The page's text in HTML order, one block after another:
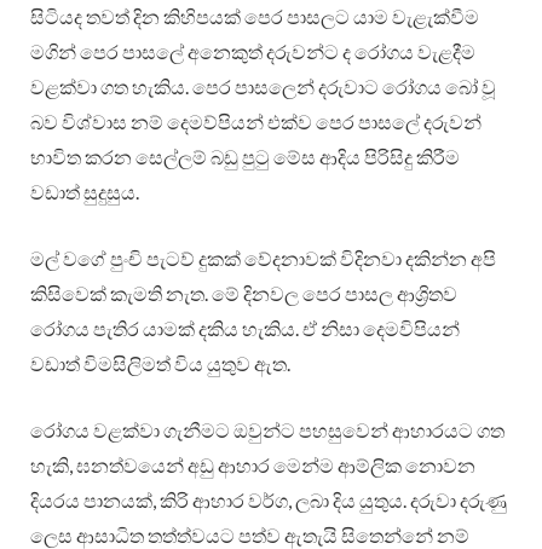
සිටියද තවත් දින කිහිපයක් පෙර පාසලට යාම වැළැක්වීම
මගින් පෙර පාසලේ අනෙකුත් දරුවන්ට ද රෝගය වැළදීම
වළක්වා ගත හැකිය. පෙර පාසලෙන් දරුවාට රෝගය බෝ වූ
බව විශ්වාස නම් දෙමව්පියන් එක්ව පෙර පාසලේ දරුවන්
භාවිත කරන සෙල්ලම් බඩු පුටු මේස ආදිය පිරිසිදු කිරීම
වඩාත් සුදුසුය.
මල් වගේ පුංචි පැටව් දුකක් වේදනාවක් විදිනවා දකින්න අපි
කිසිවෙක් කැමති නැත. මේ දිනවල පෙර පාසල ආශ්‍රිතව
රෝගය පැතිර යාමක් දකිය හැකිය. ඒ නිසා දෙමවිපියන්
වඩාත් විමසිලිමත් විය යුතුව ඇත.
රෝගය වළක්වා ගැනීමට ඔවුන්ට පහසුවෙන් ආහාරයට ගත
හැකි, ඝනත්වයෙන් අඩු ආහාර මෙන්ම ආම්ලික නොවන
දියරය පානයක්, කිරි ආහාර වර්ග, ලබා දිය යුතුය. දරුවා දරුණු
ලෙස ආසාධිත තත්ත්වයට පත්ව ඇතැයි සිතෙන්නේ නම්